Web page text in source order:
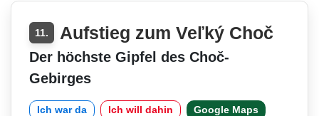
11. Aufstieg zum Veľký Choč
Der höchste Gipfel des Choč-
Gebirges
Ich war da Ich will dahin Google Maps